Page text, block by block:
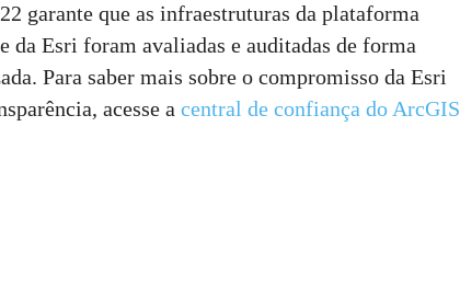
garante que as infraestruturas da plataforma
Esri foram avaliadas e auditadas de forma
Para saber mais sobre o compromisso da Esri
acesse a central de confiança do ArcGIS